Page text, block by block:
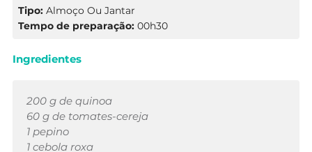
Tipo: Almoço Ou Jantar
Tempo de preparação: 00h30
Ingredientes
200 g de quinoa
60 g de tomates-cereja
1 pepino
1 cebola roxa